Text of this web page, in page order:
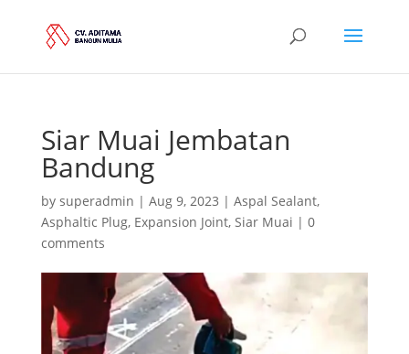
Siar Muai Jembatan
Bandung
by superadmin | Aug 9, 2023 | Aspal Sealant,
Asphaltic Plug, Expansion Joint, Siar Muai | 0
comments